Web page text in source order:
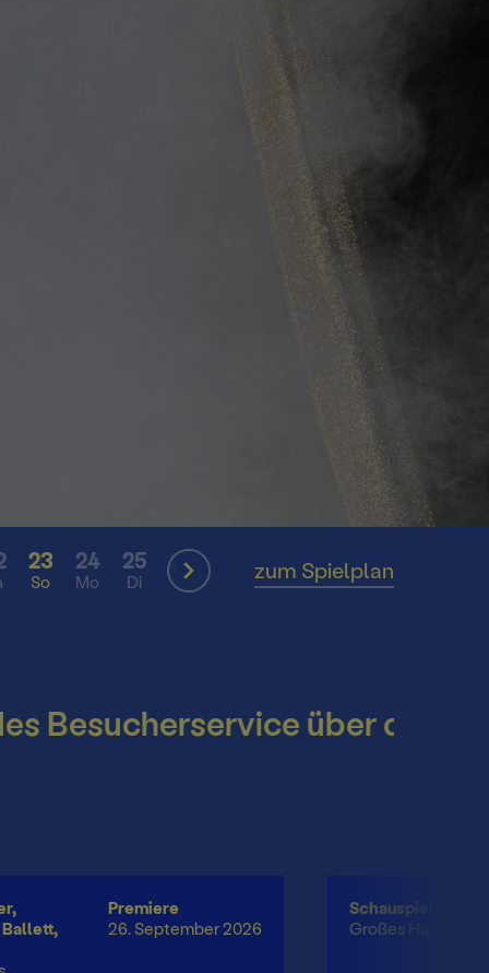
23
So
24
Mo
25
Di
26
Mi Fr
29
Sa
30
So
zum Spielplan
über die
Ballett,
Premiere
26. September 2026
Schauspiel
Großes Haus